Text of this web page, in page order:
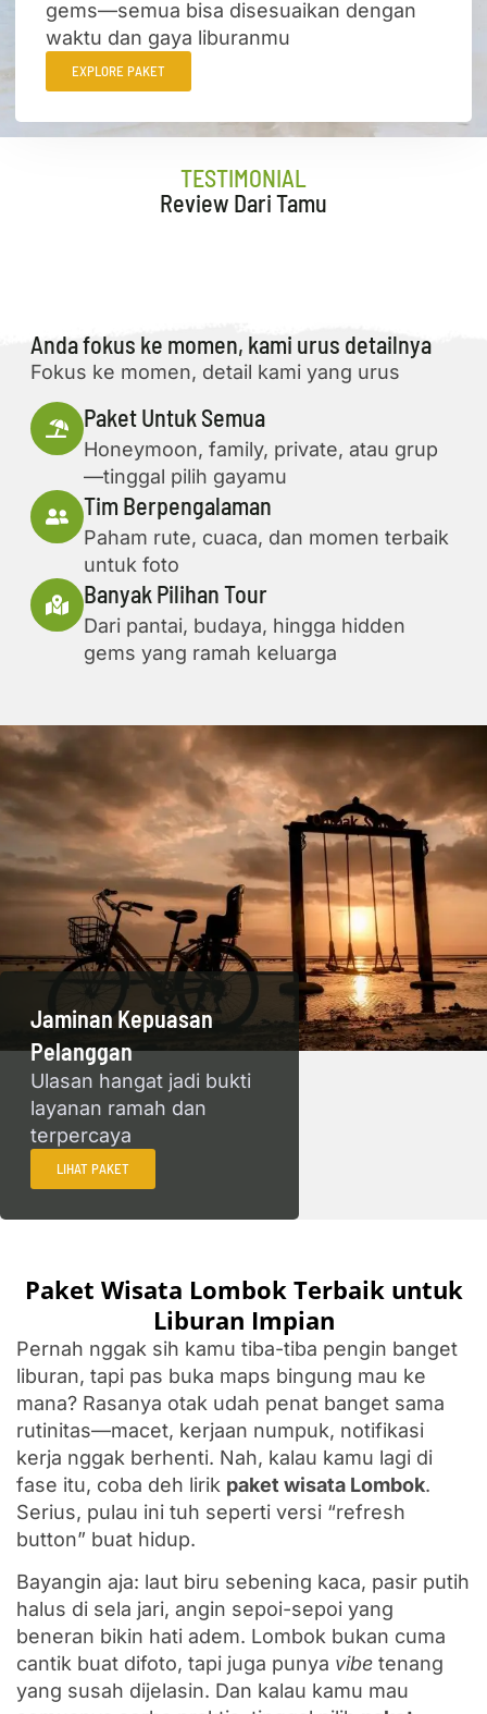
gems—semua bisa disesuaikan dengan
waktu dan gaya liburanmu
EXPLORE PAKET
TESTIMONIAL
Review Dari Tamu
Anda fokus ke momen, kami urus detailnya
Fokus ke momen, detail kami yang urus
Paket Untuk Semua
Honeymoon, family, private, atau grup
—tinggal pilih gayamu
Tim Berpengalaman
Paham rute, cuaca, dan momen terbaik
untuk foto
Banyak Pilihan Tour
Dari pantai, budaya, hingga hidden
gems yang ramah keluarga
Jaminan Kepuasan
Pelanggan
Ulasan hangat jadi bukti
layanan ramah dan
terpercaya
LIHAT PAKET
Paket Wisata Lombok Terbaik untuk
Liburan Impian
Pernah nggak sih kamu tiba-tiba pengin banget
liburan, tapi pas buka maps bingung mau ke
mana? Rasanya otak udah penat banget sama
rutinitas—macet, kerjaan numpuk, notifikasi
kerja nggak berhenti. Nah, kalau kamu lagi di
fase itu, coba deh lirik paket wisata Lombok.
Serius, pulau ini tuh seperti versi “refresh
button” buat hidup.
Bayangin aja: laut biru sebening kaca, pasir putih
halus di sela jari, angin sepoi-sepoi yang
beneran bikin hati adem. Lombok bukan cuma
cantik buat difoto, tapi juga punya vibe tenang
yang susah dijelasin. Dan kalau kamu mau